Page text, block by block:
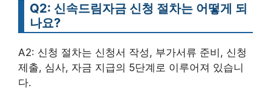
Q2: 신속드림자금 신청 절차는 어떻게 되
나요?
A2: 신청 절차는 신청서 작성, 부가서류 준비, 신청
제출, 심사, 자금 지급의 5단계로 이루어져 있습니
다.